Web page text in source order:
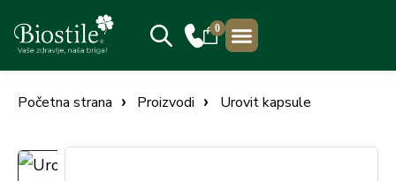
0
Početna strana Proizvodi Urovit kapsule